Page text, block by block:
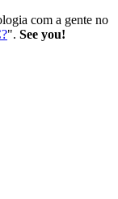
com a gente no
". See you!